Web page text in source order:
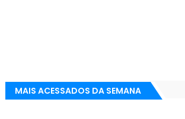
MAIS ACESSADOS DA SEMANA